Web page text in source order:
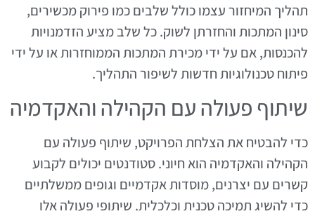
תהליך המיחזור עצמו כולל שלבים כמו פירוק מכשירים,
סינון המתכות והחזרתן לשוק. כל שלב מציע הזדמנויות
להכנסות, אם על ידי מכירת המתכות הממוחזרות או על ידי
פיתוח טכנולוגיות חדשות לשיפור התהליך.
שיתוף פעולה עם הקהילה והאקדמיה
כדי להבטיח את הצלחת הפרויקט, שיתוף פעולה עם
הקהילה והאקדמיה הוא חיוני. סטודנטים יכולים לקבוע
קשרים עם יצרנים, מוסדות אקדמיים וגופים ממשלתיים
כדי להשיג תמיכה טכנית וכלכלית. שיתופי פעולה אלו